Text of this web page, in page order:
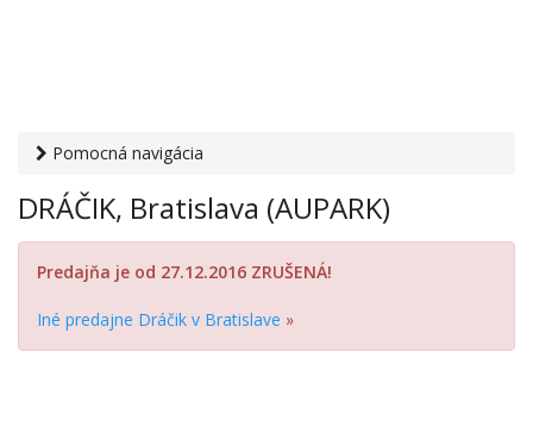
Pomocná navigácia
(AUPARK)
DRÁČIK, Bratislava (AUPARK)
Predajňa je od 27.12.2016 ZRUŠENÁ!
Iné predajne Dráčik v Bratislave »